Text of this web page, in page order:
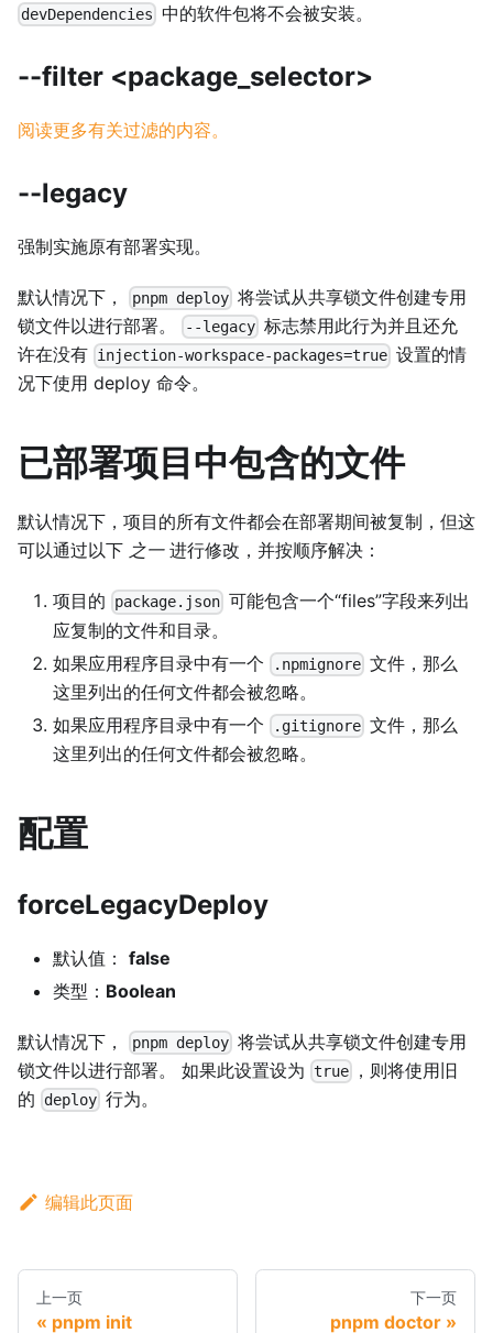
devDependencies 中的软件包将不会被安装。
--filter <package_selector>
阅读更多有关过滤的内容。
--legacy
强制实施原有部署实现。
默认情况下， pnpm deploy 将尝试从共享锁文件创建专用
锁文件以进行部署。
--legacy 标志禁用此行为并且还允
许在没有 injection-workspace-packages=true 设置的情
况下使用 deploy 命令。
已部署项目中包含的文件
默认情况下，项目的所有文件都会在部署期间被复制，但这
可以通过以下 之一进行修改，并按顺序解决：
项目的 package.json 可能包含一个“files”字段来列出
应复制的文件和目录。
如果应用程序目录中有一个
.npmignore 文件，那么
这里列出的任何文件都会被忽略。
如果应用程序目录中有一个
.gitignore 文件，那么
这里列出的任何文件都会被忽略。
配置
forceLegacyDeploy
默认值： false
类型： Boolean
默认情况下， pnpm deploy 将尝试从共享锁文件创建专用
锁文件以进行部署。 如果此设置设为 true
，则将使用旧
的
deploy 行为。
编辑此页面
上一页
pnpm init
下一页
pnpm doctor